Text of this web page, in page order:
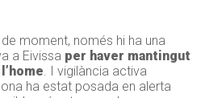
moment, només hi ha una
a Eivissa per haver mantingut
. I vigilància activa
ha estat posada en alerta